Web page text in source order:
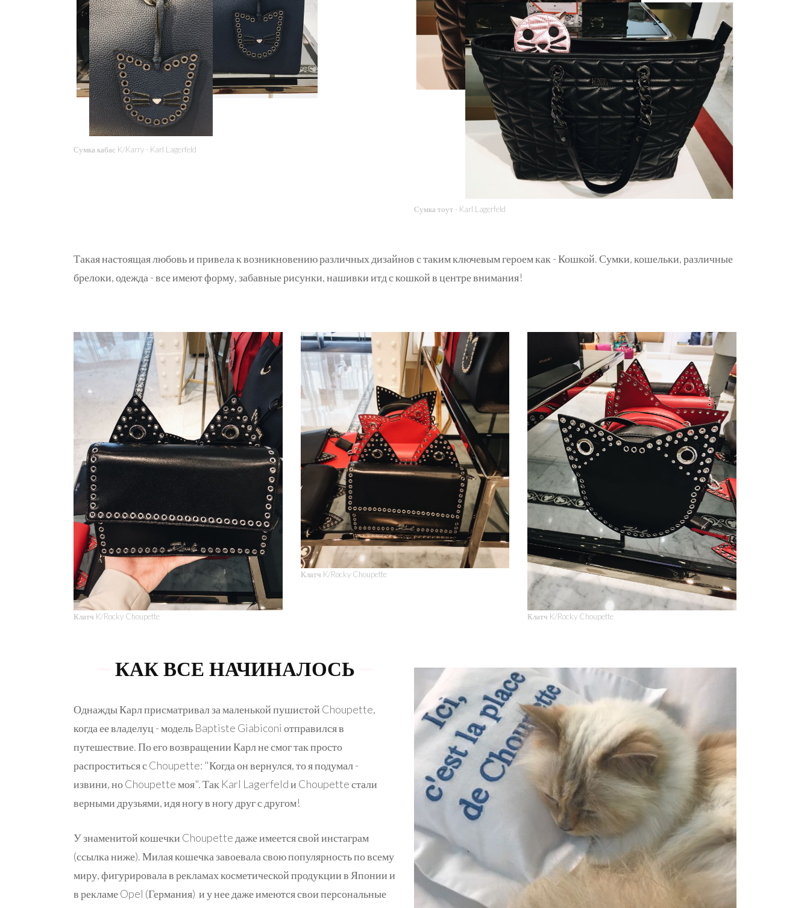
Сумка кабас K/Karry - Karl Lagerfeld
Сумка тоут - Karl Lagerfeld
Такая настоящая любовь и привела к возникновению различных дизайнов с таким ключевым героем как - Кошкой. Сумки, кошельки, различные
брелоки, одежда - все имеют форму, забавные рисунки, нашивки итд с кошкой в центре внимания!
Клатч K/Rocky Choupette
Клатч K/Rocky Choupette
Клатч K/Rocky Choupette
КАК ВСЕ НАЧИНАЛОСЬ
Однажды Карл присматривал за маленькой пушистой Choupette,
когда ее владелуц - модель Baptiste Giabiconi отправился в
путешествие. По его возвращении Карл не смог так просто
распроститься с Choupette: "Когда он вернулся, то я подумал -
извини, но Choupette моя". Так Karl Lagerfeld и Choupette стали
верными друзьями, идя ногу в ногу друг с другом!
У знаменитой кошечки Choupette даже имеется свой инстаграм
(ссылка ниже). Милая кошечка завоевала свою популярность по всему
миру, фигурировала в рекламах косметической продукции в Японии и
в рекламе Opel (Германия) и у нее даже имеются свои персональные